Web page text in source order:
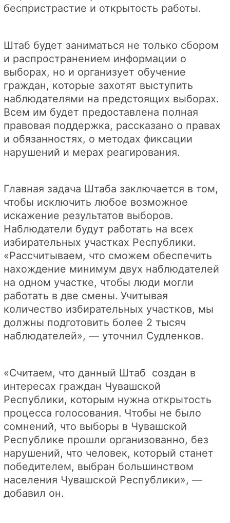
беспристрастие и открытость работы.
Штаб будет заниматься не только сбором
и распространением информации о
выборах, но и организует обучение
граждан, которые захотят выступить
наблюдателями на предстоящих выборах.
Всем им будет предоставлена полная
правовая поддержка, рассказано о правах
и обязанностях, о методах фиксации
нарушений и мерах реагирования.
Главная задача Штаба заключается в том,
чтобы исключить любое возможное
искажение результатов выборов.
Наблюдатели будут работать на всех
избирательных участках Республики.
«Рассчитываем, что сможем обеспечить
нахождение минимум двух наблюдателей
на одном участке, чтобы люди могли
работать в две смены. Учитывая
количество избирательных участков, мы
должны подготовить более 2 тысяч
наблюдателей», — уточнил Судленков.
«Считаем, что данный Штаб создан в
интересах граждан Чувашской
Республики, которым нужна открытость
процесса голосования. Чтобы не было
сомнений, что выборы в Чувашской
Республике прошли организованно, без
нарушений, что человек, который станет
победителем, выбран большинством
населения Чувашской Республики», —
добавил он.